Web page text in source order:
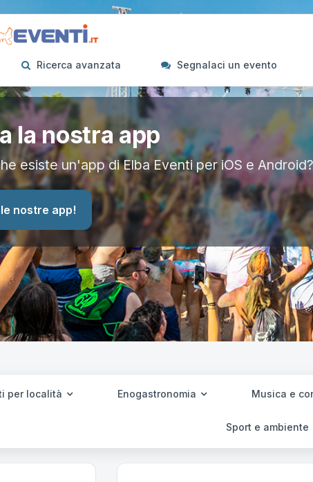
Ricerca avanzata Segnalaci un evento
la nostra app
esiste un'app di Elba Eventi per iOS e Android?
nostre app!
per località Enogastronomia Musica e
Sport e ambiente